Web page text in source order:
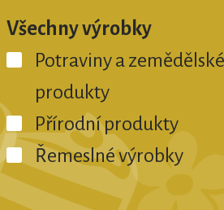
Všechny výrobky
Potraviny a zemědělské
produkty
Přírodní produkty
Řemeslné výrobky